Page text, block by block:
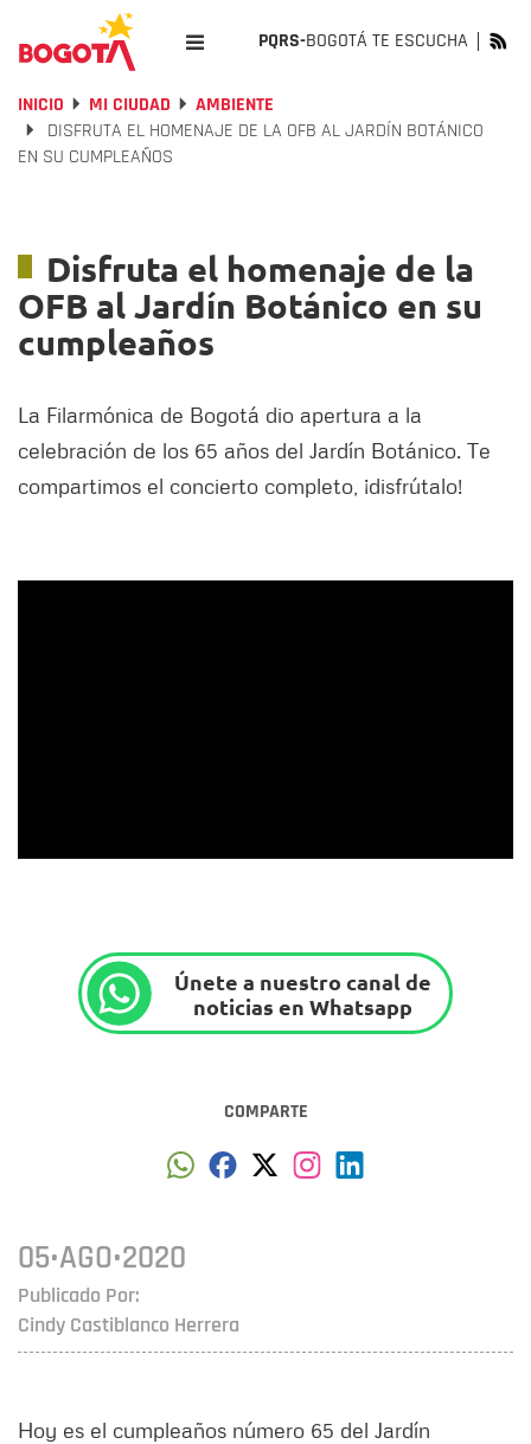
PQRS-BOGOTÁ TE ESCUCHA
INICIO MI CIUDAD
AMBIENTE
DISFRUTA EL HOMENAJE DE LA OFB AL JARDÍN BOTÁNICO
EN SU CUMPLEAÑOS
Disfruta el homenaje de la
OFB al Jardín Botánico en su
cumpleaños
La Filarmónica de Bogotá dio apertura a la
celebración de los 65 años del Jardín Botánico. Te
compartimos el concierto completo, ¡disfrútalo!
Únete a nuestro canal de
noticias en Whatsapp
COMPARTE
Publicado Por:
Cindy Castiblanco Herrera
05•AGO•2020
Hoy es el cumpleaños número 65 del Jardín